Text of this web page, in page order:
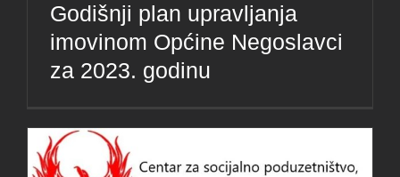
Godišnji plan upravljanja
imovinom Općine Negoslavci
za 2023. godinu